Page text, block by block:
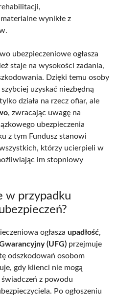
wynikłe z
ubezpieczeniowe ogłasza
staje na wysokości zadania,
Dzięki temu osoby
uzyskać niezbędną
działa na rzecz ofiar, ale
, zwracając uwagę na
ubezpieczenia
z tym Fundusz stanowi
którzy ucierpieli w
im stopniowy
w przypadku
ogłasza upadłość,
(UFG) przejmuje
odszkodowań osobom
gdy klienci nie mogą
świadczeń z powodu
Po ogłoszeniu